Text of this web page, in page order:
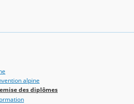
alpine
des diplômes